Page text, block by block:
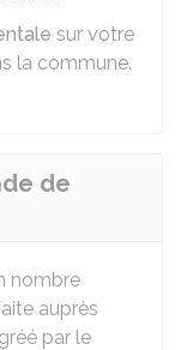
sur votre
la commune.
de
nombre
auprès
par le